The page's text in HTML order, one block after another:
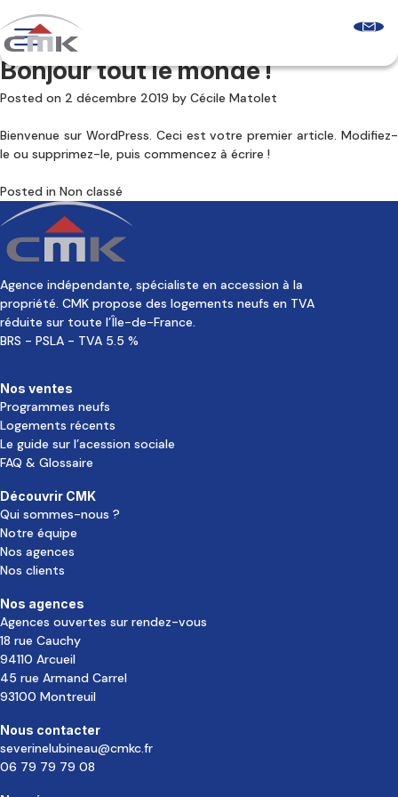
to
content
Programmes neufs
Logements récents
Comprendre les aides à l’accession
Glossaire & FAQ
Découvrir CMK
Notre équipe
Nos agences
Nos clients
Nous contacter
Bonjour tout le monde !
Posted on 2 décembre 2019 by Cécile Matolet
Bienvenue sur WordPress. Ceci est votre premier article. Modifiez-
le ou supprimez-le, puis commencez à écrire !
Posted in Non classé
Agence indépendante, spécialiste en accession à la
propriété. CMK propose des logements neufs en TVA
réduite sur toute l’Île-de-France.
BRS - PSLA - TVA 5.5 %
Nos ventes
Programmes neufs
Logements récents
Le guide sur l’acession sociale
FAQ & Glossaire
Découvrir CMK
Qui sommes-nous ?
Notre équipe
Nos agences
Nos clients
Nos agences
Agences ouvertes sur rendez-vous
18 rue Cauchy
94110 Arcueil
45 rue Armand Carrel
93100 Montreuil
Nous contacter
severinelubineau@cmkc.fr
06 79 79 79 08